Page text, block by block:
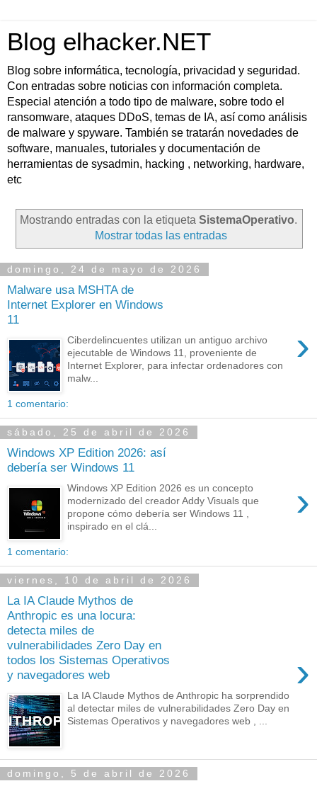
Blog elhacker.NET
Blog sobre informática, tecnología, privacidad y seguridad.
Con entradas sobre noticias con información completa.
Especial atención a todo tipo de malware, sobre todo el
ransomware, ataques DDoS, temas de IA, así como análisis
de malware y spyware. También se tratarán novedades de
software, manuales, tutoriales y documentación de
herramientas de sysadmin, hacking , networking, hardware,
etc
Mostrando entradas con la etiqueta SistemaOperativo.
Mostrar todas las entradas
domingo, 24 de mayo de 2026
Malware usa MSHTA de
Internet Explorer en Windows
11
›
Ciberdelincuentes utilizan un antiguo archivo
ejecutable de Windows 11, proveniente de
Internet Explorer, para infectar ordenadores con
malw...
1 comentario:
sábado, 25 de abril de 2026
Windows XP Edition 2026: así
debería ser Windows 11
›
Windows XP Edition 2026 es un concepto
modernizado del creador Addy Visuals que
propone cómo debería ser Windows 11 ,
inspirado en el clá...
1 comentario:
viernes, 10 de abril de 2026
La IA Claude Mythos de
Anthropic es una locura:
detecta miles de
vulnerabilidades Zero Day en
todos los Sistemas Operativos
y navegadores web
›
La IA Claude Mythos de Anthropic ha sorprendido
al detectar miles de vulnerabilidades Zero Day en
Sistemas Operativos y navegadores web , ...
domingo, 5 de abril de 2026